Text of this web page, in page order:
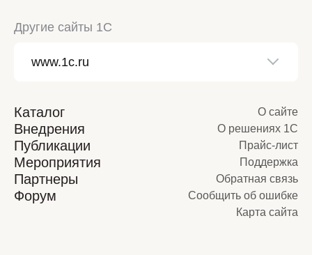
Другие сайты 1С
Каталог
Внедрения
Публикации
Мероприятия
Партнеры
Форум
О сайте
О решениях 1С
Прайс-лист
Поддержка
Обратная связь
Сообщить об ошибке
Карта сайта